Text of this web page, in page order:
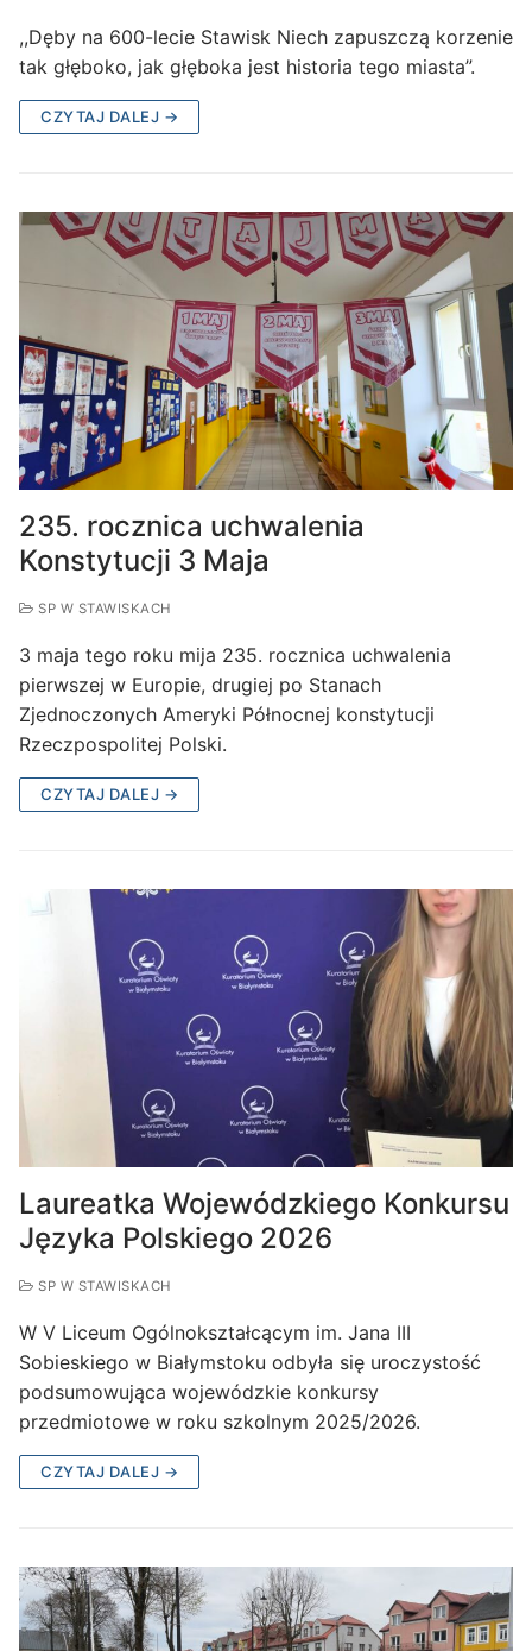
,,Dęby na 600-lecie Stawisk Niech zapuszczą korzenie
tak głęboko, jak głęboka jest historia tego miasta”.
CZYTAJ DALEJ →
235. rocznica uchwalenia
Konstytucji 3 Maja
SP W STAWISKACH
3 maja tego roku mija 235. rocznica uchwalenia
pierwszej w Europie, drugiej po Stanach
Zjednoczonych Ameryki Północnej konstytucji
Rzeczpospolitej Polski.
CZYTAJ DALEJ →
Laureatka Wojewódzkiego Konkursu
Języka Polskiego 2026
SP W STAWISKACH
W V Liceum Ogólnokształcącym im. Jana III
Sobieskiego w Białymstoku odbyła się uroczystość
podsumowująca wojewódzkie konkursy
przedmiotowe w roku szkolnym 2025/2026.
CZYTAJ DALEJ →